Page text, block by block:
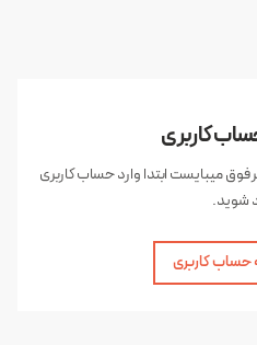
کاربری
میبایست ابتدا وارد حساب کاربری
شوید.
حساب کاربری